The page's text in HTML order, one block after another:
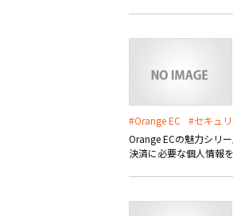
#Orange EC #セキュ
Orange ECの魅力シリ
決済に必要な個人情報